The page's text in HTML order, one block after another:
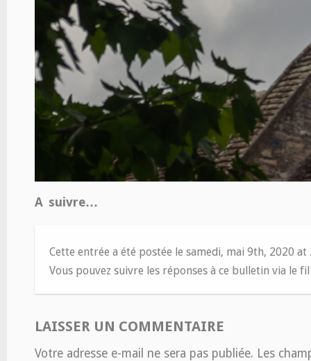
A suivre…
Cette entrée a été postée le samedi, mai 9th, 2020
Vous pouvez suivre les réponses à ce bulletin via le
LAISSER UN COMMENTAIRE
Votre adresse e-mail ne sera pas publiée. Les